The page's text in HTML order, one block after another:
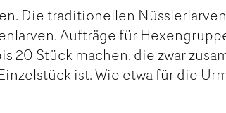
Die traditionellen
Aufträge für
20 Stück machen, die zwar
ist. Wie etwa für die